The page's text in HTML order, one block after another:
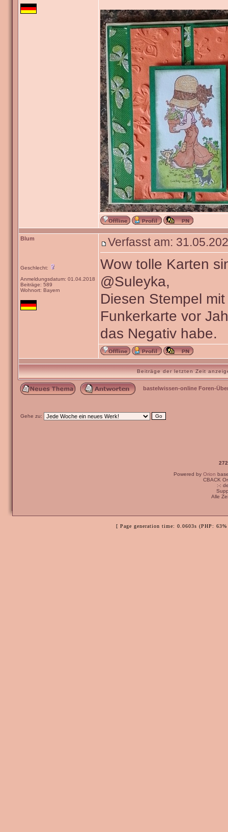
Blum
Geschlecht:
Anmeldungsdatum: 01.04.2018
Beiträge: 589
Wohnort: Bayern
Verfasst am:
Wow tolle Karten
@Suleyka,
Diesen Stempel
Funkerkarte vor
das Negativ habe.
Beiträge der letzten Zeit
bastelwissen-online Foren-
Gehe zu:
Powered by Orion
CBACK
:-:
Alle
[ Page generation time: 0.0603s (PHP: